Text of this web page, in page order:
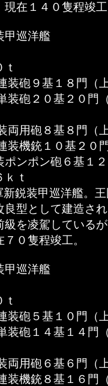
現在１４０隻程竣
甲巡洋艦
装砲９基１８門（
砲２０基２０門
用砲８基８門（
機銃１０基２０
ンポン砲６基１２
ｔ
新鋭装甲巡洋艦。
良型として建造さ
級を凌駕している
０隻程竣工。
甲巡洋艦
装砲５基１０門（
砲１４基１４門
用砲６基６門（
機銃８基１６門